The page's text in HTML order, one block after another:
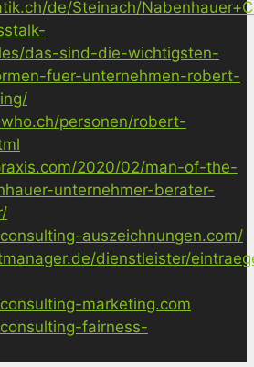
de/Steinach/
das-sind-die-wichtigsten-
fuer-unternehmen-robert-
personen/robert-
2020/02/man-of-the-
unternehmer-berater-
auszeichnungen.com/
dienstleister/
marketing.com
fairness-